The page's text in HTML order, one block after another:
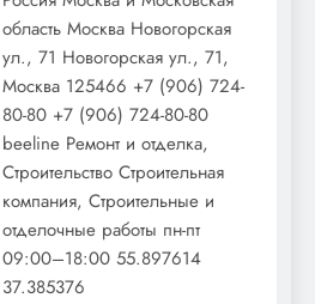
область Москва Новогорская
ул., 71 Новогорская ул., 71,
Москва 125466 +7 (906) 724-
80-80 +7 (906) 724-80-80
beeline Ремонт и отделка,
Строительство Строительная
компания, Строительные и
отделочные работы пн-пт
09:00–18:00 55.897614
37.385376